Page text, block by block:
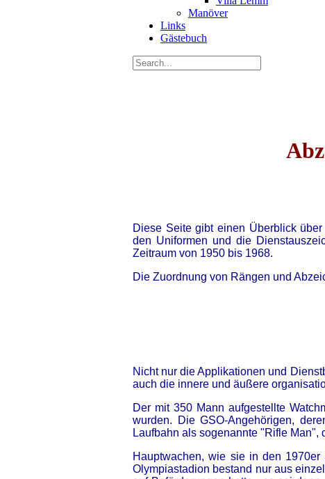
Manöver
Links
Gästebuch
Diese Seite gibt einen Überblick
den Uniformen und die
Zeitraum von 1950 bis 1968.
Die Zuordnung von Rängen und
Nicht nur die Applikationen und
auch die innere und äußere
Der mit 350 Mann aufgestellte
wurden. Die GSO-Angehörigen,
Laufbahn als sogenannte "Rifle
Hauptwachen, wie sie in den
Olympiastadion bestand nur aus